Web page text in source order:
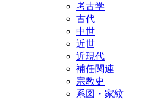
考古学
古代
中世
近世
近現代
補任関連
宗教史
系図・家紋